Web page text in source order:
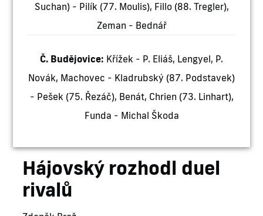
Suchan) - Pilík (77. Moulis), Fillo (88. Tregler),
Zeman - Bednář
Č. Budějovice: Křížek - P. Eliáš, Lengyel, P.
Novák, Machovec - Kladrubský (87. Podstavek)
- Pešek (75. Řezáč), Benát, Chrien (73. Linhart),
Funda - Michal Škoda
Hájovský rozhodl duel
rivalů